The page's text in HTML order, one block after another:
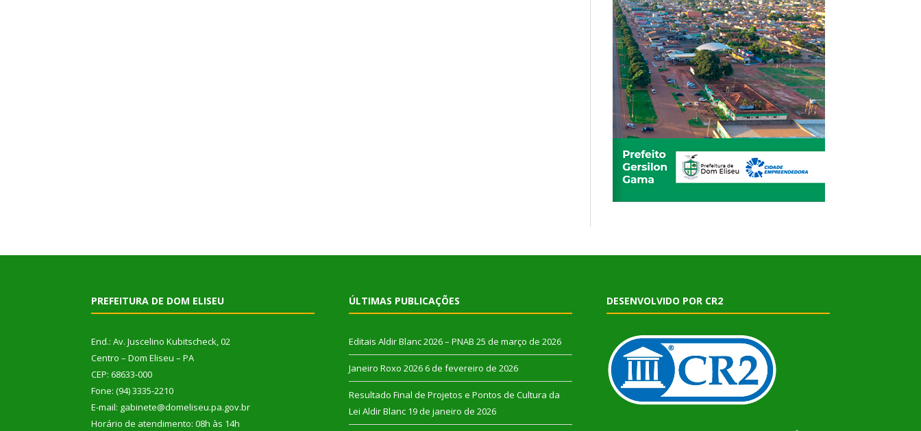
PREFEITURA DE DOM ELISEU
End.: Av. Juscelino Kubitscheck, 02
Centro – Dom Eliseu – PA
CEP: 68633-000
Fone: (94) 3335-2210
E-mail: gabinete@domeliseu.pa.gov.br
Horário de atendimento: 08h às 14h
ÚLTIMAS PUBLICAÇÕES
Editais Aldir Blanc 2026 – PNAB 25 de março de 2026
Janeiro Roxo 2026 6 de fevereiro de 2026
Resultado Final de Projetos e Pontos de Cultura da
Lei Aldir Blanc 19 de janeiro de 2026
DESENVOLVIDO POR CR2